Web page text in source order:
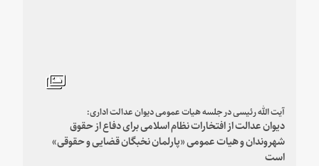
آیت الله رئیسی در جلسه هیات عمومی دیوان عدالت اداری:
دیوان عدالت از افتخارات نظام اسلامی برای دفاع از حقوق
شهروندان و هیات عمومی «پارلمان نخبگان قضایی و حقوقی»
است